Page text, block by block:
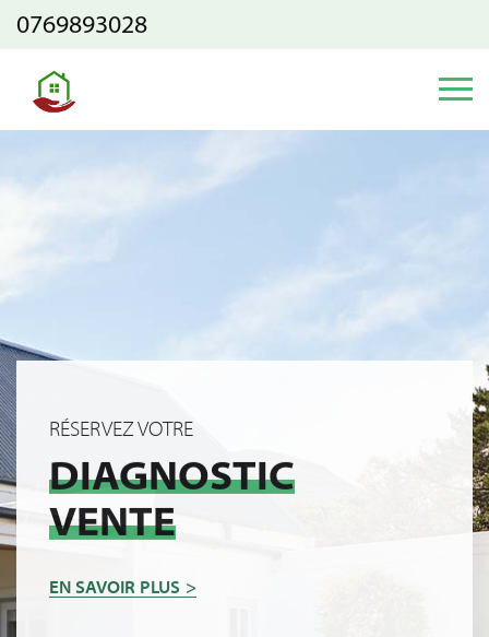
0769893028
RÉSERVEZ VOTRE
DIAGNOSTIC
VENTE
EN SAVOIR PLUS